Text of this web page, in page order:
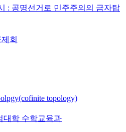
: 공명선거로 민주주의의 금자탑
회
topology)
대학 수학교육과